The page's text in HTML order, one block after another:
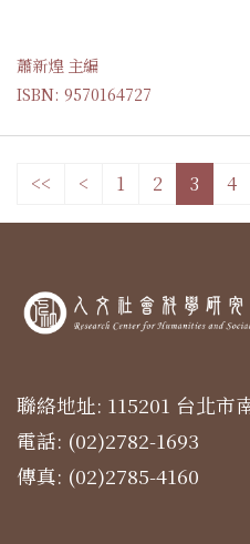
蕭新煌 主編
ISBN: 9570164727
<< < 1 2 3 4
聯絡地址: 115201 台北市
電話: (02)2782-1693
傳真: (02)2785-4160